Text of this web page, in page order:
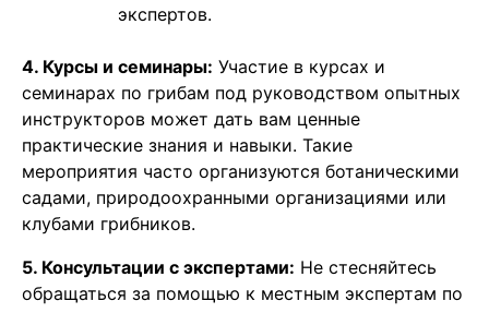
экспертов.
4. Курсы и семинары: Участие в курсах и
семинарах по грибам под руководством опытных
инструкторов может дать вам ценные
практические знания и навыки. Такие
мероприятия часто организуются ботаническими
садами, природоохранными организациями или
клубами грибников.
5. Консультации с экспертами: Не стесняйтесь
обращаться за помощью к местным экспертам по